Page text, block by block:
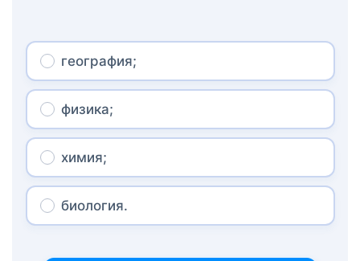
география;
физика;
химия;
биология.